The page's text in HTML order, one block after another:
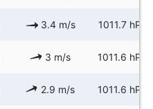
3.4 m/s 1011.7 hPa
3 m/s 1011.6 hPa
2.9 m/s 1011.6 hPa